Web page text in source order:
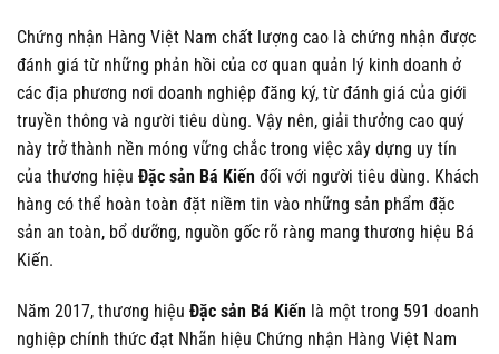
Chứng nhận Hàng Việt Nam chất lượng cao là chứng nhận được
đánh giá từ những phản hồi của cơ quan quản lý kinh doanh ở
các địa phương nơi doanh nghiệp đăng ký, từ đánh giá của giới
truyền thông và người tiêu dùng. Vậy nên, giải thưởng cao quý
này trở thành nền móng vững chắc trong việc xây dựng uy tín
của thương hiệu Đặc sản Bá Kiến đối với người tiêu dùng. Khách
hàng có thể hoàn toàn đặt niềm tin vào những sản phẩm đặc
sản an toàn, bổ dưỡng, nguồn gốc rõ ràng mang thương hiệu Bá
Kiến.
Năm 2017, thương hiệu Đặc sản Bá Kiến là một trong 591 doanh
nghiệp chính thức đạt Nhãn hiệu Chứng nhận Hàng Việt Nam